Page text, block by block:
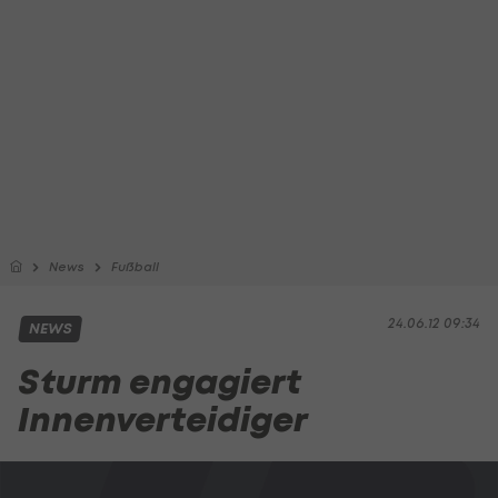
News Fußball
24.06.12 09:34
NEWS
Sturm engagiert
Innenverteidiger